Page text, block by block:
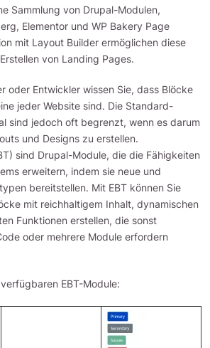
Sammlung von Drupal-Modulen,
Elementor und WP Bakery Page
mit Layout Builder ermöglichen diese
von Landing Pages.
oder Entwickler wissen Sie, dass Blöcke
jeder Website sind. Die Standard-
sind jedoch oft begrenzt, wenn es darum
und Designs zu erstellen.
sind Drupal-Module, die die Fähigkeiten
erweitern, indem sie neue und
bereitstellen. Mit EBT können Sie
mit reichhaltigem Inhalt, dynamischen
Funktionen erstellen, die sonst
oder mehrere Module erfordern
EBT-Module:
Bild